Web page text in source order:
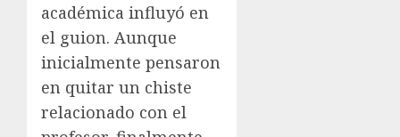
académica influyó en
el guion. Aunque
inicialmente pensaron
en quitar un chiste
relacionado con el